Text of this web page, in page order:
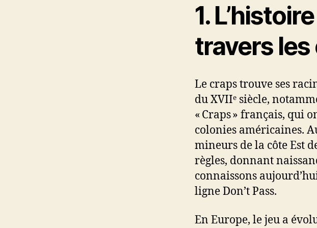
1.
travers
Le craps trouve ses
du XVIIᵉ siècle,
« Craps » français, qui
colonies américaines.
mineurs de la côte Est
règles, donnant
connaissons
ligne Don’t Pass.
En Europe, le jeu a